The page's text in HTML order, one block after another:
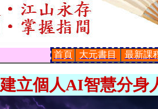
首頁 大元書目 最新課
建立個人AI智慧分身